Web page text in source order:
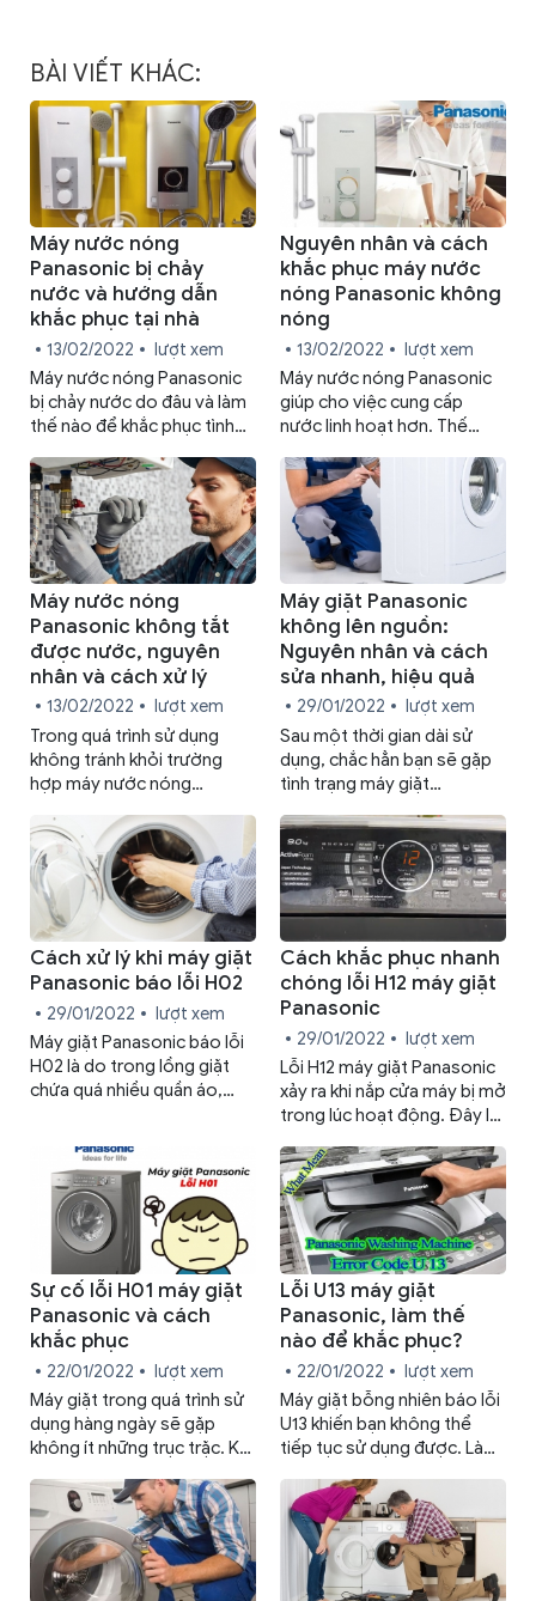
BÀI VIẾT KHÁC:
Máy nước nóng
Panasonic bị chảy
nước và hướng dẫn
khắc phục tại nhà
13/02/2022
lượt xem
Máy nước nóng Panasonic
bị chảy nước do đâu và làm
thế nào để khắc phục tình
sẽ giúp bạn cách sửa sự cố
này tại nhà.
Nguyên nhân và cách
khắc phục máy nước
nóng Panasonic không
nóng
13/02/2022
lượt xem
Máy nước nóng Panasonic
giúp cho việc cung cấp
nước linh hoạt hơn. Thế
dụng chắc hẳn không tránh
khỏi sự cố. Làm thế nào khi
máy nước nóng Panasonic
không nóng? Cách khắc
phục nào thì hiệu quả?
Máy nước nóng
Panasonic không tắt
được nước, nguyên
nhân và cách xử lý
13/02/2022
lượt xem
Trong quá trình sử dụng
không tránh khỏi trường
hợp máy nước nóng
nước. Bài viết này sẽ giúp
bạn hiểu nguyên nhân và
cách xử lý khi gặp vấn đề
này.
Máy giặt Panasonic
không lên nguồn:
Nguyên nhân và cách
sửa nhanh, hiệu quả
29/01/2022
lượt xem
Sau một thời gian dài sử
dụng, chắc hẳn bạn sẽ gặp
tình trạng máy giặt
Để tìm cách khắc phục cho
từng nguyên nhân, bạn hãy
tham khảo ngay những
thông tin dưới đây.
Cách xử lý khi máy giặt
Panasonic báo lỗi H02
29/01/2022
lượt xem
Máy giặt Panasonic báo lỗi
H02 là do trong lồng giặt
chứa quá nhiều quần áo,
khắc phục lỗi này cũng khá
đơn giản.
Cách khắc phục nhanh
chóng lỗi H12 máy giặt
Panasonic
29/01/2022
lượt xem
Lỗi H12 máy giặt Panasonic
xảy ra khi nắp cửa máy bị mở
trong lúc hoạt động. Đây là
cách khắc phục cũng khá
đơn giản.
Sự cố lỗi H01 máy giặt
Panasonic và cách
khắc phục
22/01/2022
lượt xem
Máy giặt trong quá trình sử
dụng hàng ngày sẽ gặp
không ít những trục trặc. Khi
Panasonic thường xảy ra
bởi 3 nguyên nhân chính.
Lỗi U13 máy giặt
Panasonic, làm thế
nào để khắc phục?
22/01/2022
lượt xem
Máy giặt bỗng nhiên báo lỗi
U13 khiến bạn không thể
tiếp tục sử dụng được. Làm
lỗi U13 Máy Giặt Panasonic
mà không cần gọi thợ?